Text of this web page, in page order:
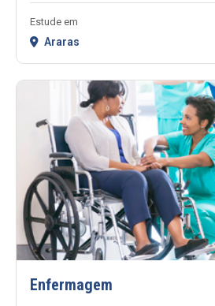
Estude em
Araras
Enfermagem